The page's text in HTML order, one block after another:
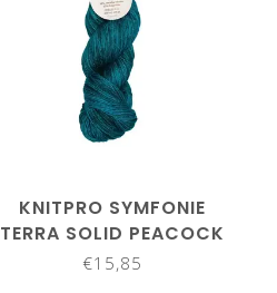
KNITPRO SYMFONIE
TERRA SOLID PEACOCK
GREEN SS2014
€15,85